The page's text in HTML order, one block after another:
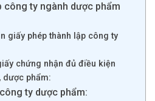
công ty ngành dược phẩm
giấy phép thành lập công ty
chứng nhận đủ điều kiện
dược phẩm:
ty dược phẩm: